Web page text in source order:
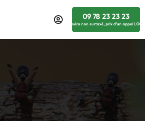
09 78 23 23 23
numéro non surtaxé, prix d’un appel